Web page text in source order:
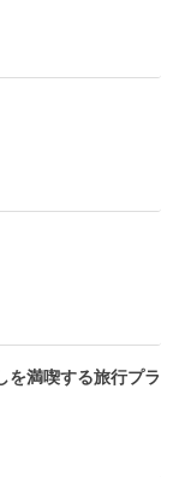
を満喫する旅行プラ